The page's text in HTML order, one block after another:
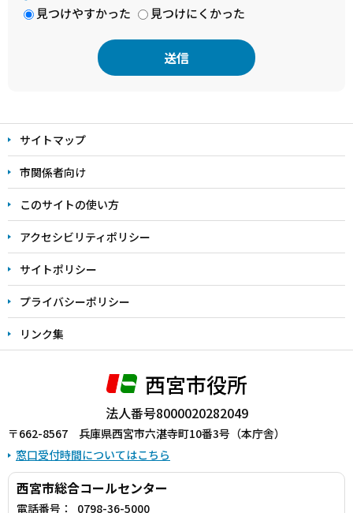
見つけやすかった
見つけにくかった
文
こ
こ
ま
で
サイトマップ
市関係者向け
このサイトの使い方
アクセシビリティポリシー
サイトポリシー
プライバシーポリシー
リンク集
西宮市役所
法人番号8000020282049
〒662-8567 兵庫県西宮市六湛寺町10番3号（本庁舎）
窓口受付時間についてはこちら
西宮市総合コールセンター
電話番号： 0798-36-5000